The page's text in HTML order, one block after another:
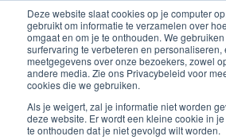
Deze website slaat cookies op je computer
gebruikt om informatie te verzamelen over
omgaat en om je te onthouden. We
surfervaring te verbeteren en personaliseren,
meetgegevens over onze bezoekers, zowel
andere media. Zie ons Privacybeleid voor
cookies die we gebruiken.
Als je weigert, zal je informatie niet worden
deze website. Er wordt een kleine cookie in
te onthouden dat je niet gevolgd wilt worden.
Ga
naar
de
inhoud